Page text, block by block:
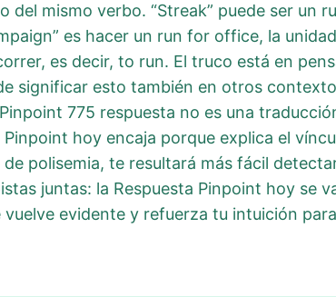
mismo verbo. “Streak” puede ser un
es hacer un run for office, la
es decir, to run. El truco está en
significar esto también en otros
775 respuesta no es una
hoy encaja porque explica el
polisemia, te resultará más fácil
juntas: la Respuesta Pinpoint hoy se
evidente y refuerza tu intuición